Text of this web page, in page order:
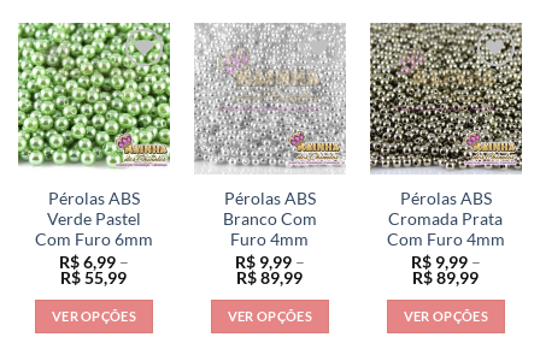
Pérolas ABS
Verde Pastel
Com Furo 6mm
R$6,99 –
R$55,99Faixa
preço:
R$ 6,99
através
VER OPÇÕES
Pérolas ABS
Branco Com
Furo 4mm
R$9,99 –
R$89,99Faixa
preço:
R$ 9,99
através
VER OPÇÕES
Pérolas ABS
Cromada Prata
Com Furo 4mm
R$9,99 –
R$89,99Faixa
preço:
R$ 9,99
através
VER OPÇÕES